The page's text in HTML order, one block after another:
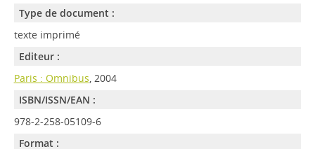
Type de document :
texte imprimé
Editeur :
Paris : Omnibus, 2004
ISBN/ISSN/EAN :
978-2-258-05109-6
Format :